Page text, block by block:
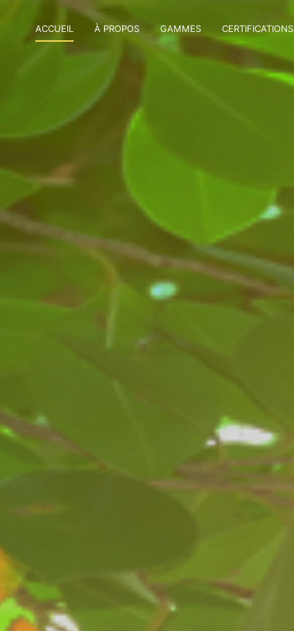
ACCUEIL À PROPOS GAMMES CERTIFICATIONS